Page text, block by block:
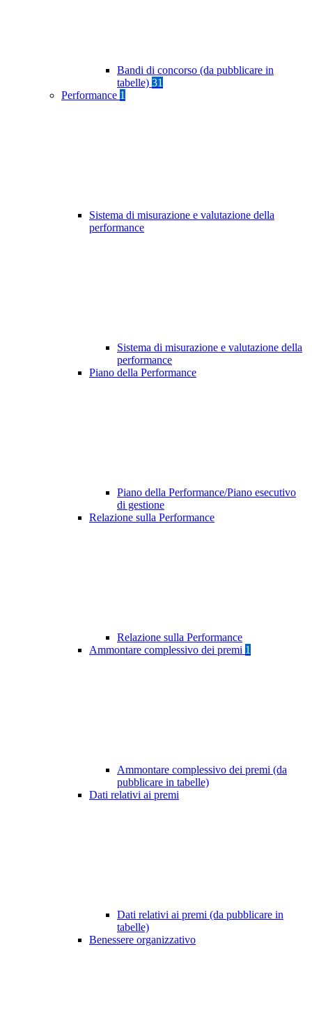
Bandi di concorso (da pubblicare in
tabelle) 31
Performance 1
Sistema di misurazione e valutazione della
performance
Sistema di misurazione e valutazione della
performance
Piano della Performance
Piano della Performance/Piano esecutivo
di gestione
Relazione sulla Performance
Relazione sulla Performance
Ammontare complessivo dei premi 1
Ammontare complessivo dei premi (da
pubblicare in tabelle)
Dati relativi ai premi
Dati relativi ai premi (da pubblicare in
tabelle)
Benessere organizzativo